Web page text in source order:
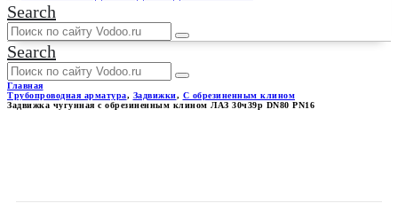
Search
Search
Главная
Трубопроводная арматура, Задвижки, С обрезиненным клином
Задвижка чугунная с обрезиненным клином ЛАЗ 30ч39р DN80 PN16